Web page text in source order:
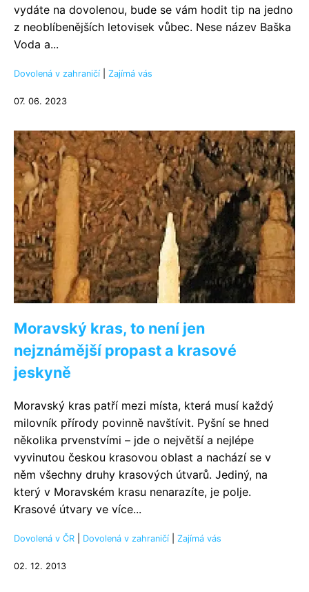
vydáte na dovolenou, bude se vám hodit tip na jedno
z neoblíbenějších letovisek vůbec. Nese název Baška
Voda a...
Dovolená v zahraničí Zajímá vás
07. 06. 2023
Moravský kras, to není jen
nejznámější propast a krasové
jeskyně
Moravský kras patří mezi místa, která musí každý
milovník přírody povinně navštívit. Pyšní se hned
několika prvenstvími – jde o největší a nejlépe
vyvinutou českou krasovou oblast a nachází se v
něm všechny druhy krasových útvarů. Jediný, na
který v Moravském krasu nenarazíte, je polje.
Krasové útvary ve více...
Dovolená v ČR Dovolená v zahraničí Zajímá vás
02. 12. 2013